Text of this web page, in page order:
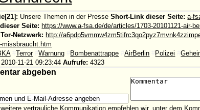
Unsere Themen in der PresseShort-Link dieser Seite: a-
Seite: https://www.a-fsa.de/de/articles/1703-20101121-air-
Netzwerk: http://
missbraucht.htm
#Terror #Warnung Bombenattrappe #AirBerlin Polizei #
2010-11-21 09:23:44 Aufrufe: 4323
abgeben
vertrauliche Kommunikation empfehlen wir, unter dem